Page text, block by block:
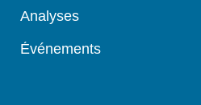
Analyses
Événements